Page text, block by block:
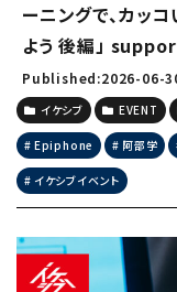
ーニングで、カッ
よう 後編」
Published:2026-06-
イケシブ EVENT
Epiphone 阿部学
イケシブイベント